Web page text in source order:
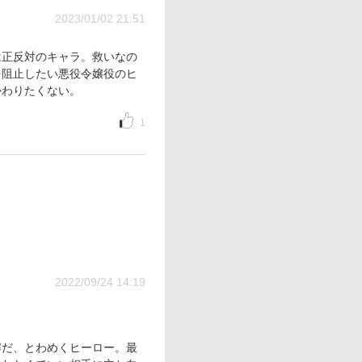
2023/01/02 21:51
反対のキャラ。救いなの
止したい悪役令嬢役のヒ
りたくない。
1
2022/09/24 14:19
、とわめくヒーロー。最